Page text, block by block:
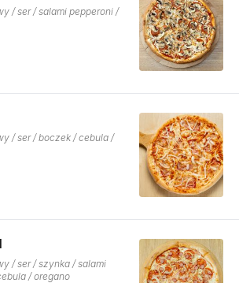
/ ser / salami pepperoni /
/ ser / boczek / cebula /
/ ser / szynka / salami
/ oregano